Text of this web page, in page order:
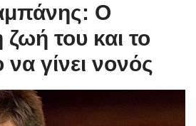
Ο
του και το
γίνει νονός